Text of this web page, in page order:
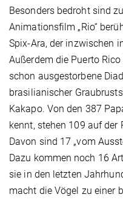
Besonders bedroht sind
Animationsfilm „Rio“
Spix-Ara, der inzwischen
Außerdem die Puerto
schon ausgestorbene
brasilianischer
Kakapo. Von den 387
kennt, stehen 109 auf der
Davon sind 17 „vom
Dazu kommen noch 16
sie in den letzten
macht die Vögel zu einer